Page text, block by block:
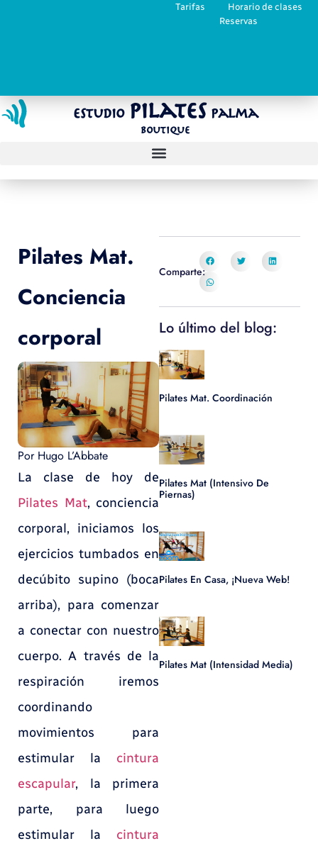
Tarifas
Horario de clases
Reservas
Estudio Pilates Palma
Boutique
Pilates Mat.
Conciencia
corporal
Por Hugo L’Abbate
La clase de hoy de
Pilates Mat, conciencia
corporal, iniciamos los
ejercicios tumbados en
decúbito supino (boca
arriba), para comenzar
a conectar con nuestro
cuerpo. A través de la
respiración iremos
coordinando
movimientos para
estimular la cintura
escapular, la primera
parte, para luego
estimular la cintura
Comparte:
Lo último del blog:
Pilates Mat. Coordinación
Pilates Mat (Intensivo De
Piernas)
Pilates En Casa, ¡nueva Web!
Pilates Mat (Intensidad Media)